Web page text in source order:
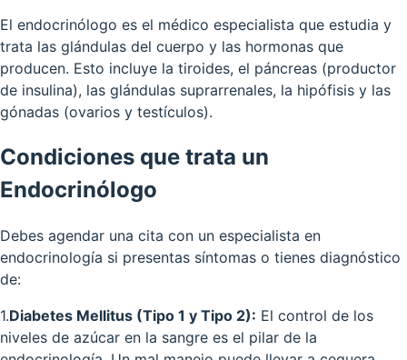
El endocrinólogo es el médico especialista que estudia y
trata las glándulas del cuerpo y las hormonas que
producen. Esto incluye la tiroides, el páncreas (productor
de insulina), las glándulas suprarrenales, la hipófisis y las
gónadas (ovarios y testículos).
Condiciones que trata un
Endocrinólogo
Debes agendar una cita con un especialista en
endocrinología si presentas síntomas o tienes diagnóstico
de:
1.Diabetes Mellitus (Tipo 1 y Tipo 2): El control de los
niveles de azúcar en la sangre es el pilar de la